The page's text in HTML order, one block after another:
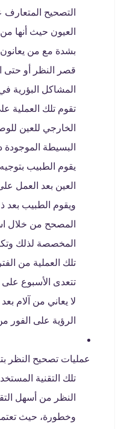
التصحيح
العيون حيث أنها
بشدة مع من
قصر النظر أو حتى
المشاكل البؤرية
تقوم تلك العملية
الخارجي للعين
البسيطة
يقوم الطبيب
العين بعد العمل
ويقوم الطبيب بعد
المصحح من خلال
المخصصة لذلك
تلك العملية من
تتعدى الأسبوع على
لا يعاني من آلام
الرؤية على الفور من
عمليات تصحيح النظر
تلك التقنية
النظر من أسهل
وخطورة، حيث